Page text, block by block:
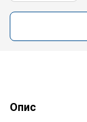
Опис